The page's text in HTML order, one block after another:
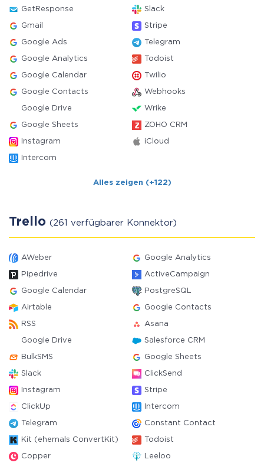
GetResponse Slack
Gmail Stripe
Google Ads Telegram
Google Analytics Todoist
Google Calendar Twilio
Google Contacts Webhooks
Google Drive Wrike
Google Sheets ZOHO CRM
Instagram iCloud
Intercom
Alles zeigen (+122)
Trello (261 verfügbarer Konnektor)
AWeber Google Analytics
Pipedrive ActiveCampaign
Google Calendar PostgreSQL
Airtable Google Contacts
RSS Asana
Google Drive Salesforce CRM
BulkSMS Google Sheets
Slack ClickSend
Instagram Stripe
ClickUp Intercom
Telegram Constant Contact
Kit (ehemals ConvertKit) Todoist
Copper Leeloo